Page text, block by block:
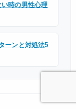
時の男性心理
ーンと対処法5